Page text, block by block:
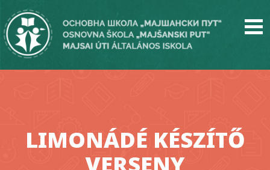
main
content
LIMONÁDÉ KÉSZÍTŐ